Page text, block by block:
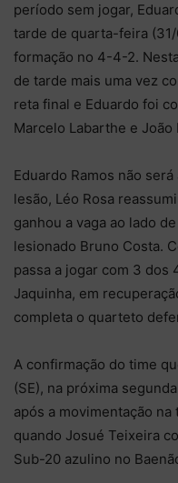
período sem jogar,
tarde de quarta-feira
formação no 4-4-2.
de tarde mais uma vez
reta final e Eduardo foi
Marcelo Labarthe e João
Eduardo Ramos não
lesão, Léo Rosa
ganhou a vaga ao lado
lesionado Bruno Costa.
passa a jogar com 3 dos
Jaquinha, em
completa o quarteto
A confirmação do time
(SE), na próxima
após a movimentação
quando Josué Teixeira
Sub-20 azulino no